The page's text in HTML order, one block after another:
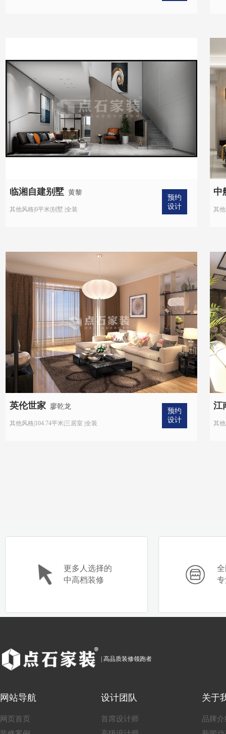
预约
设计
临湘自建别墅黄黎
其他风格|0平米|别墅 |全装
中
其
预约
设计
英伦世家 廖乾龙
其他风格|104.74平米|三居室 |全装
江
其
更多人选择的
中高档装修
| 高品质装修领跑者
网站导航
网页首页
设计团队
首席设计师
关于
品牌介